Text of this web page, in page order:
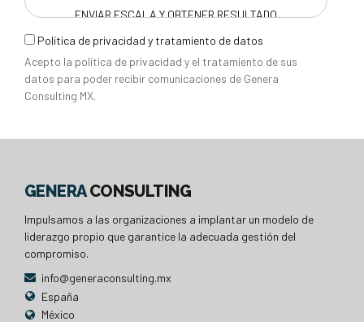
Política
de
privacidad
Política de privacidad y tratamiento de datos
Acepto la política de privacidad y el tratamiento de sus
datos para poder recibir comunicaciones de Genera
Consulting MX.
GENERACONSULTING
Impulsamos a las organizaciones a implantar un modelo de
liderazgo propio que garantice la adecuada gestión del
compromiso.
info@generaconsulting.mx
España
México